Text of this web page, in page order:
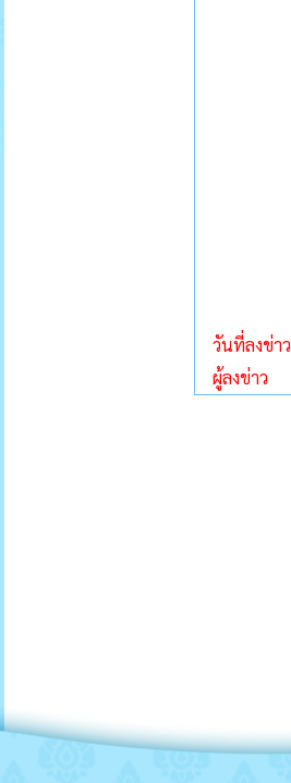
วันที่ลงข่าว
ผู้ลงข่าว